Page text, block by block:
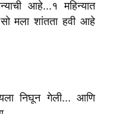
आहे...१ महिन्यात
मला शांतता हवी आहे
निघून गेली... आणि